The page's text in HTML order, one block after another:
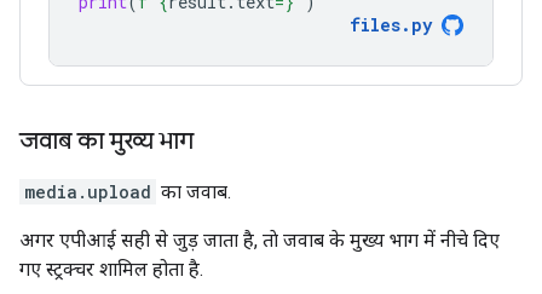
files. py
जवाब का मुख्य भाग
media.upload का जवाब.
अगर एपीआई सही से जुड़ जाता है, ताे जवाब के मुख्य भाग में नीचे दिए
गए स्ट्रक्चर शामिल होता है.